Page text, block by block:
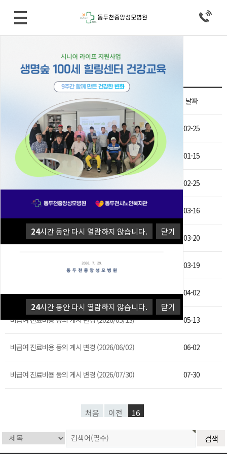
24시간 동안 다시 열람하지 않습니다. 닫기
24시간 동안 다시 열람하지 않습니다. 닫기
Total 235건16 페이지
제목 날짜
비급여 진료비용 등의 게시 변경 (2026/02/25) 02-25
비급여 진료비용 등의 게시 변경 (2026/01/15) 01-15
비급여 진료비용 등의 게시 변경 (2026/02/25)… 02-25
비급여 진료비용 등의 게시 변경 (2026/03/16) 03-16
비급여 진료비용 등의 게시 변경 (2026/03/20) 03-20
비급여 진료비용 등의 게시 변경 (2026/03/19) 03-19
비급여 진료비용 등의 게시 변경 (2026/04/01) 04-02
비급여 진료비용 등의 게시 변경 (2026/05/13) 05-13
비급여 진료비용 등의 게시 변경 (2026/06/02) 06-02
비급여 진료비용 등의 게시 변경 (2026/07/30) 07-30
처음 이전 16